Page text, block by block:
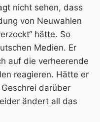
nicht sehen, dass
von Neuwahlen
hätte. So
Medien. Er
auf die verheerende
reagieren. Hätte er
darüber
ändert all das